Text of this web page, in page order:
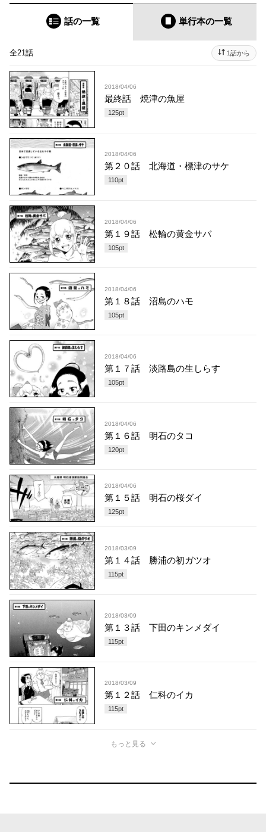
話の一覧 単行本の一覧
全21話 1話から
2018/04/06
最終話 焼津の魚屋
125pt
2018/04/06
第２０話 北海道・標津のサケ
110pt
2018/04/06
第１９話 松輪の黄金サバ
105pt
2018/04/06
第１８話 沼島のハモ
105pt
2018/04/06
第１７話 淡路島の生しらす
105pt
2018/04/06
第１６話 明石のタコ
120pt
2018/04/06
第１５話 明石の桜ダイ
125pt
2018/03/09
第１４話 勝浦の初ガツオ
115pt
2018/03/09
第１３話 下田のキンメダイ
115pt
2018/03/09
第１２話 仁科のイカ
115pt
もっと見る